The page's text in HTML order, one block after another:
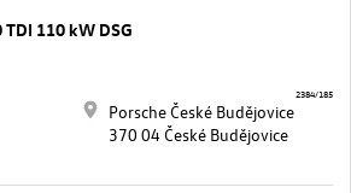
110 kW DSG
Porsche České Budějovice
370 04 České Budějovice
2384/185